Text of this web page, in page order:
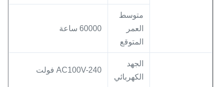
متوسط ​​
العمر
المتوقع
60000 ساعة
الجهد
الكهربائي
AC100V-240 فولت